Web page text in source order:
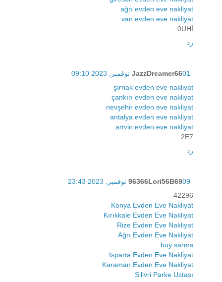
ağrı evden eve nakliyat
van evden eve nakliyat
0UHİ
رد
JazzDreamer6601 نوفمبر, 2023 09:10
şırnak evden eve nakliyat
çankırı evden eve nakliyat
nevşehir evden eve nakliyat
antalya evden eve nakliyat
artvin evden eve nakliyat
2E7
رد
96366Lori56B6909 نوفمبر, 2023 23:43
42296
Konya Evden Eve Nakliyat
Kırıkkale Evden Eve Nakliyat
Rize Evden Eve Nakliyat
Ağrı Evden Eve Nakliyat
buy sarms
Isparta Evden Eve Nakliyat
Karaman Evden Eve Nakliyat
Silivri Parke Ustası